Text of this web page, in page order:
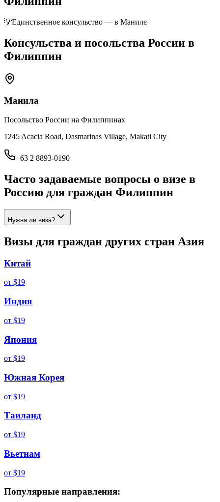
💡Единственное консульство — в Маниле
Консульства и посольства России в
Филиппин
Манила
Посольство России на Филиппинах
1245 Acacia Road, Dasmarinas Village, Makati City
+63 2 8893-0190
Часто задаваемые вопросы о визе в
Россию для граждан Филиппин
Нужна ли виза?
Визы для граждан других стран Азия
Китай
от $19
Индия
от $19
Япония
от $19
Южная Корея
от $19
Таиланд
от $19
Вьетнам
от $19
Популярные направления: